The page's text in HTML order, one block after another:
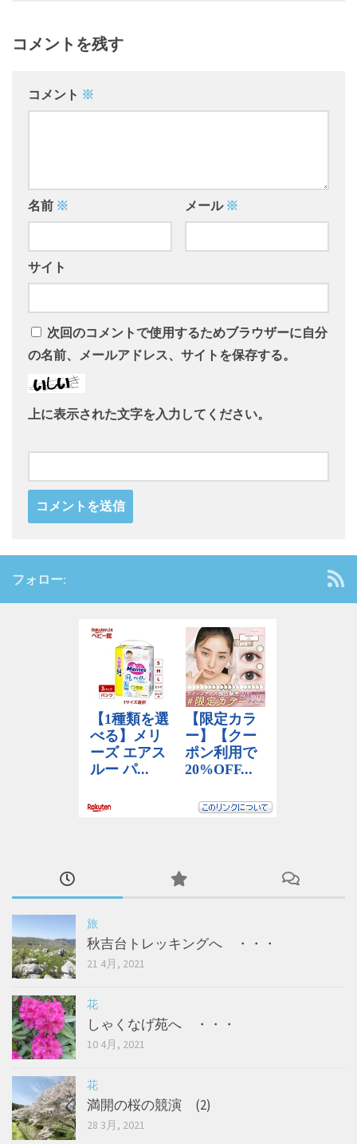
コメントを残す
コメント ※
名前 ※ メール ※
サイト
次回のコメントで使用するためブラウザーに自分
の名前、メールアドレス、サイトを保存する。
上に表示された文字を入力してください。
フォロー:
旅
秋吉台トレッキングへ ・・・
21 4月, 2021
花
しゃくなげ苑へ ・・・
10 4月, 2021
花
満開の桜の競演 (2)
28 3月, 2021